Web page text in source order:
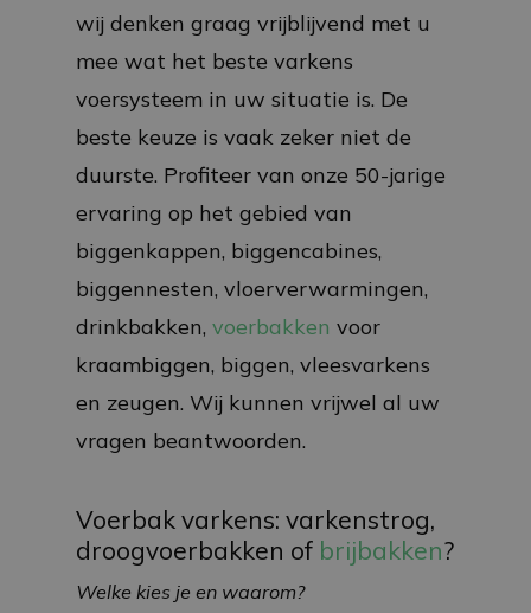
wij denken graag vrijblijvend met u
mee wat het beste varkens
voersysteem in uw situatie is. De
beste keuze is vaak zeker niet de
duurste. Profiteer van onze 50-jarige
ervaring op het gebied van
biggenkappen, biggencabines,
biggennesten, vloerverwarmingen,
drinkbakken, voerbakken voor
kraambiggen, biggen, vleesvarkens
en zeugen. Wij kunnen vrijwel al uw
vragen beantwoorden.
Voerbak varkens: varkenstrog,
droogvoerbakken of brijbakken?
Welke kies je en waarom?